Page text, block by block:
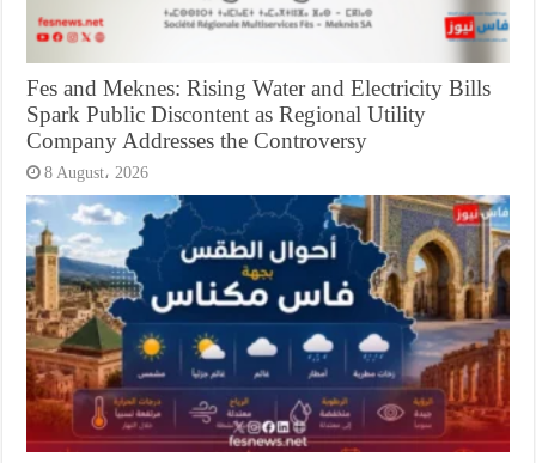
Fes and Meknes: Rising Water and Electricity Bills
Spark Public Discontent as Regional Utility
Company Addresses the Controversy
8 August، 2026